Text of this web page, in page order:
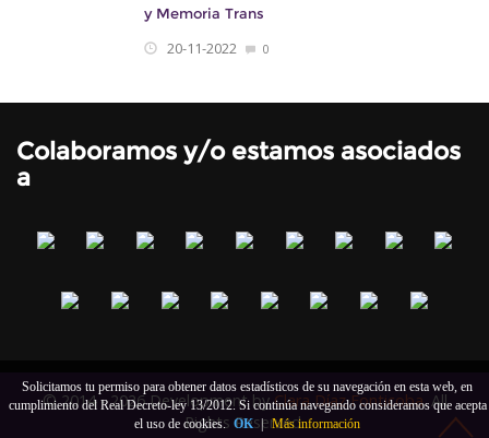
y Memoria Trans
20-11-2022 0
Colaboramos y/o estamos asociados
a
© 2014 - 2026 Development byClara Díaz Fonticoba. All
Rights Reserved.
Solicitamos tu permiso para obtener datos estadísticos de su navegación en esta web, en
cumplimiento del Real Decreto-ley 13/2012. Si continúa navegando consideramos que acepta
el uso de cookies. OK | Más información